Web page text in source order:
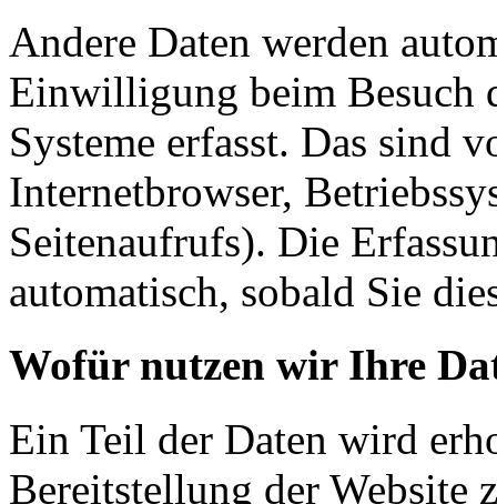
Andere Daten werden
Einwilligung beim Besuch
Systeme erfasst. Das sind
Internetbrowser,
Seitenaufrufs). Die
automatisch, sobald Sie
Wofür nutzen wir Ihre
Ein Teil der Daten wird
Bereitstellung der Website